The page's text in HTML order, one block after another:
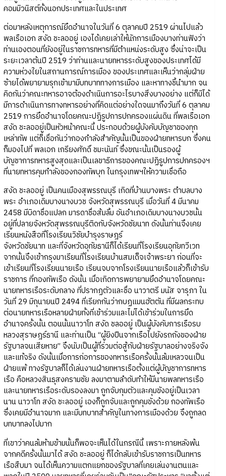
คอมมิวนิสต์ทั้งนอกประเทศและในประเทศ
ต่อมาหลังเหตุการณ์ยึดอำนาจในวันที่ 6 ตุลาคมปี 2519 ผ่านไปแล้ว
พลเรือเอก สงัด ชะลออยู่ เองได้เคยเล่าให้นักการเมืองบางท่านฟังว่า
ท่านเองตอนที่ยังอยู่ในราชการทหารที่มีตำแหน่งระดับสูง ซึ่งน่าจะเป็น
ระยะเวลาต้นปี 2519 ว่าท่านและนายทหารระดับสูงของประเทศได้มี
ความห่วงใยในสถานการณ์การเมือง ของประเทศและเห็นว่ากลุ่มฝ่าย
ซ้ายได้พยายามรุกเข้ามามีบทบาททางการเมือง และหาทางชี้นำมาก จน
คิดกันว่าคณะทหารอาจต้องดำเนินการอะไรบางสิ่งบางอย่าง แต่ก็มิได้
มีการดำเนินการทางทหารอย่างที่คิดแต่อย่างใดจนมาถึงวันที่ 6 ตุลาคม
2519 การยึดอำนาจโดยคณะปฏิรูปการปกครองแผ่นดิน ที่พลเรือเอก
สงัด ชะลออยู่เป็นหัวหน้าคณะนี้ ประกอบด้วยผู้บังคับบัญชาของทุก
เหล่าทัพ แต่ก็เชื่อกันว่ากองกำลังสำคัญนั้นเป็นของฝ่ายทหารบก ซึ่งคน
ก็มองไปที่ พลเอก เกรียงศักดิ์ ชมะนันท์ ซึ่งขณะนั้นเป็นรองผู้
บัญชาการทหารสูงสุดและเป็นเลขาธิการของคณะปฏิรูปการปกครองฯ
ที่นายทหารคุมกำลังของกองทัพบุก ในกรุงเทพฯให้ความเชื่อถือ
สงัด ชะลออยู่ เป็นคนเมืองสุพรรณบุรี เกิดที่บ้านบางพระ ตำบลบาง
พระ อำเภอเดิมบางนางบวช จังหวัดสุพรรณบุรี เมื่อวันที่ 4 มีนาคม
2458 มีบิดาชื่อแปลก มารดาชื่อส้มลิ้ม อันอำเภอเดิมบางนางบวชนั้น
อยู่ที่ปลายจังหวัดสุพรรณบุรีติดกับจังหวัดชัยนาท ดังนั้นท่านจึงเคย
เรียนหนังสือที่โรงเรียนวิชัยบำรุงราษฎร์
จังหวัดชัยนาท และที่จังหวัดอุทัยธานีก็ได้เรียนที่โรงเรียนอุทัยทวีเวท
จากนั้นจึงเข้ากรุงมาเรียนที่โรงเรียนบ้านสมเด็จเจ้าพระยา ก่อนที่จะ
เข้าเรียนที่โรงเรียนนายเรือ เรียนจบจากโรงเรียนนายเรือแล้วก็เข้ารับ
ราชการ ที่กองทัพเรือ ดังนั้น เมื่อเกิดการพยายามยึดอำนาจโดยคณะ
นายทหารเรือระดับกลาง ที่ปรากฏตัวและชื่อ นาวาตรี มนัส จารุภา ใน
วันที่ 29 มิถุนายนปี 2494 ที่เรียกกันว่ากบฏแมนฮัตตัน ที่มีผลกระทบ
ต่อนายทหารเรือหลายฝ่ายทั้งที่เข้าร่วมและไม่ได้เข้าร่วมในการยึด
อำนาจครั้งนั้น ตอนนั้นนาวาโท สงัด ชลออยู่ เป็นผู้บังคับการเรือรบ
หลวงสุราษฎร์ธานี และท่านเป็น “ผู้ยิงปืนจากเรือไปยังรถถังของฝ่าย
รัฐบาลจนเสียหาย” จึงนับเป็นผู้ที่ร่วมต่อสู้กับฝ่ายรัฐบาลอย่างจริงจัง
และแท้จริง ดังนั้นเมื่อการก่อการของทหารเรือครั้งนั้นล้มเหลวจนเป็น
ฝ่ายแพ้ ทางรัฐบาลก็ได้เล่นงานฝ่ายทหารเรือตั้งแต่ผู้บัญชาการทหาร
เรือ คือหลวงสินธุสงครามชัย ลงมาตามลำดับทำให้มีนายพลทหารเรือ
และนายทหารเรือระดับรองลงมา ถูกจับกุมตัวและคุมขังอยู่เป็นเวลา
นาน นาวาโท สงัด ชะลออยู่ เองก็ถูกจับและถูกคุมขังด้วย กองทัพเรือ
ซึ่งเคยมีอำนาจมาก และมีบทบาทสำคัญในทางการเมืองด้วย จึงถูกลด
บทบาทลงไปมาก
ที่เขาว่าคนล้มห้ามข้ามนั้นก็พอจะเห็นได้ในกรณีนี้ เพราะภายหลังพ้น
จากคดีครั้งนั้นมาได้ สงัด ชะลออยู่ ก็ได้กลับเข้ารับราชการเป็นทหาร
เรือสืบมา จนได้เห็นความแตกแยกของรัฐบาลที่เคยเล่นงานตนและ